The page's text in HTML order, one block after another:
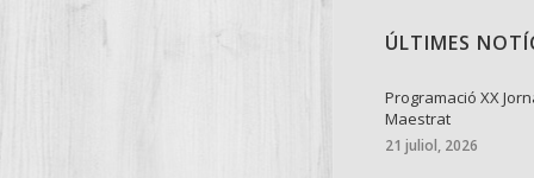
ÚLTIMES
Programació XX
Maestrat
21 juliol, 2026